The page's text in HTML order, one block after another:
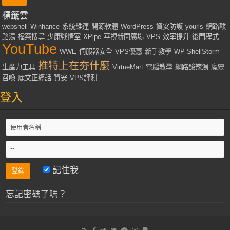
標籤雲
webshell Winhance 系統維運 開源軟體 WordPress 資安防護 yourls 網路酸
路湯 檔案搜尋 少康戰情室 XPipe 華視新聞廣場 VPS 效率提升 後門程式
YouTube WWE 伺服器安全 VPS優惠 新手教學 WP-ShellStorm
生產力工具 推特上在夯什麼 VirtueMart 電腦教學 網路酸辣湯 魔靈
召喚 麗文正經話 資安 VPS評測
登入
記住我
忘記密碼了嗎？